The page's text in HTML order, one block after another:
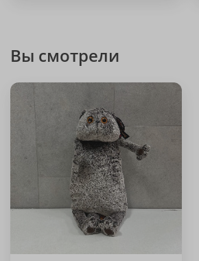
Вы смотрели